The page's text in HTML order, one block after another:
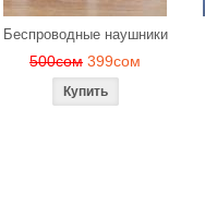
Беспроводные наушники
500сом 399сом